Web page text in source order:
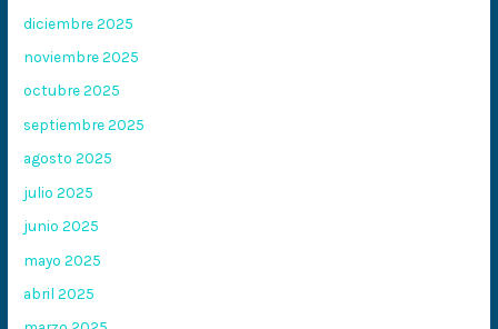
diciembre 2025
noviembre 2025
octubre 2025
septiembre 2025
agosto 2025
julio 2025
junio 2025
mayo 2025
abril 2025